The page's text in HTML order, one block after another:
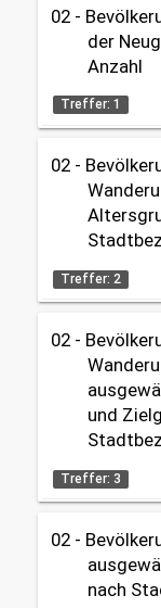
2020 - 2099
Geburten /
02 -
Gesamtstadt
Zeitbezug:
2000 - 2025
Tabelle
Datenherkunft:
share
Themen:
Geburten /
02 -
Gesamtstadt
Zeitbezug:
2000 - 2025
02 -
der
Anzahl
Treffer: 1
Tabelle
Datenherkunft:
Themen:
Geburten /
02 -
Gesamtstadt
Zeitbezug:
2000 - 2025
02 -
Treffer: 2
Tabelle
Datenherkunft:
Themen:
02 -
02 -
und
Treffer: 3
Tabelle
Datenherkunft:
02 -
nach